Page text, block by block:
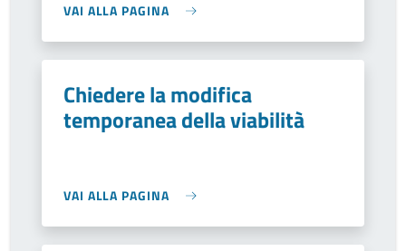
VAI ALLA PAGINA
Chiedere la modifica
temporanea della viabilità
VAI ALLA PAGINA